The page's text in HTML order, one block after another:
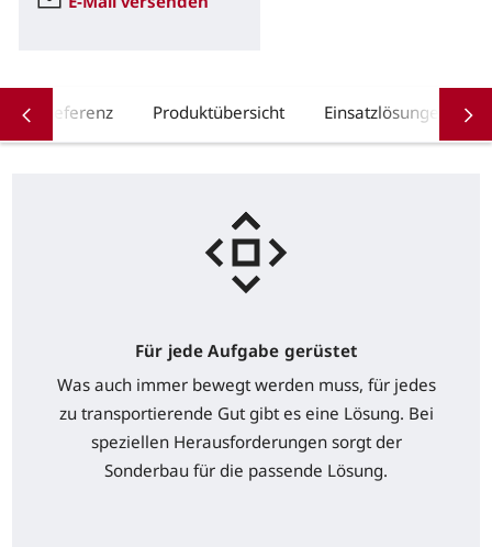
Referenz Produktübersicht Einsatzlösungen
Für jede Aufgabe gerüstet
Was auch immer bewegt werden muss, für jedes
zu transportierende Gut gibt es eine Lösung. Bei
speziellen Herausforderungen sorgt der
Sonderbau für die passende Lösung.